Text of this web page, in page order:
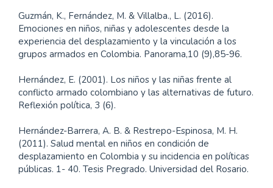
Guzmán, K., Fernández, M. & Villalba., L. (2016).
Emociones en niños, niñas y adolescentes desde la
experiencia del desplazamiento y la vinculación a los
grupos armados en Colombia. Panorama,10 (9),85-96.
Hernández, E. (2001). Los niños y las niñas frente al
conflicto armado colombiano y las alternativas de futuro.
Reflexión política, 3 (6).
Hernández-Barrera, A. B. & Restrepo-Espinosa, M. H.
(2011). Salud mental en niños en condición de
desplazamiento en Colombia y su incidencia en políticas
públicas. 1- 40. Tesis Pregrado. Universidad del Rosario.